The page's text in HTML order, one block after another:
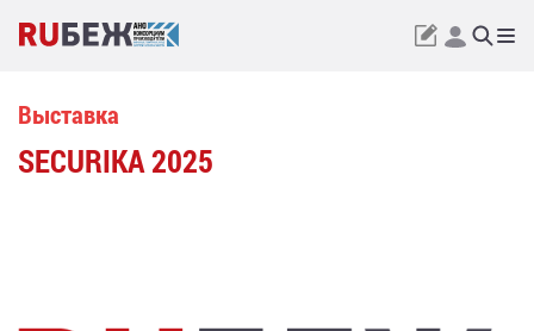
Выставка
SECURIKA 2025